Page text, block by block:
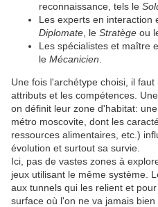
reconnaissance, tels le
Les experts en interaction
Diplomate , le Stratège ou
Les spécialistes et maître
le Mécanicien
Une fois l'archétype choisi, il
attributs et les compétences.
on définit leur zone d'habitat:
métro moscovite, dont les
ressources alimentaires, etc.)
évolution et surtout sa survie.
Ici, pas de vastes zones à
jeux utilisant le même système.
aux tunnels qui les relient et
surface où l'on ne va jamais